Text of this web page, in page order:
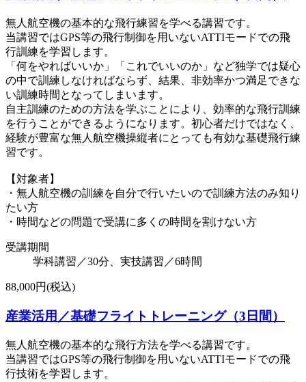
無人航空機の基本的な飛行練習を学べる講習です。
当講習ではGPS等の飛行制御を用いないATTIモードでの飛
行訓練を学習します。
「何をやればいいか」「これでいいのか」など独学では疑心
の中で訓練しなければならず、結果、非効率かつ満足できな
い訓練時間となってしまいます。
自主訓練のための方法を学ぶことにより、効率的な飛行訓練
を行うことができるようになります。初心者だけではなく、
経験が豊富な無人航空機操縦者にとっても有効な基礎飛行練
習です。
【対象者】
・無人航空機の訓練を自分で行いたいので訓練方法のみ知り
たい方
・時間などの問題で受講に多くの時間を割けない方
受講期間
学科講習／30分、実技講習／6時間
88,000円(税込)
産業活用／基礎フライトトレーニング（3日間）
無人航空機の基本的な飛行方法を学べる講習です。
当講習ではGPS等の飛行制御を用いないATTIモードでの飛
行技術を学習します。